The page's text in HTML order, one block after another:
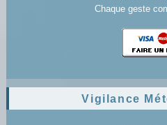
Chaque geste
Vigilance